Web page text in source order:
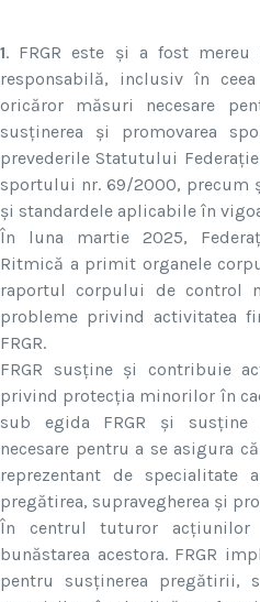
1. FRGR este și a fost
responsabilă, inclusiv în
oricăror măsuri necesare
susținerea și promovarea
prevederile Statutului
sportului nr. 69/2000, precum
și standardele aplicabile în
În luna martie 2025,
Ritmică a primit organele
raportul corpului de control
probleme privind activitatea
FRGR.
FRGR susține și contribuie
privind protecția minorilor în
sub egida FRGR și susține
necesare pentru a se asigura
reprezentant de specialitate
pregătirea, supravegherea și
În centrul tuturor acțiunilor
bunăstarea acestora. FRGR
pentru susținerea pregătirii,